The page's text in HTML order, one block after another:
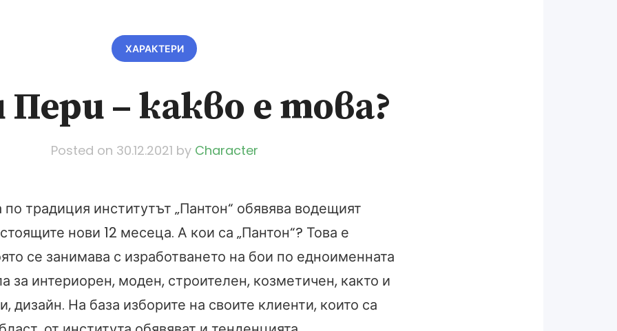
ХАРАКТЕРИ
Пери – какво е това?
Posted on 30.12.2021 by Character
по традиция институтът „Пантон“ обявява водещият
нови 12 месеца. А кои са „Пантон“? Това е
се занимава с изработването на бои по едноименната
за интериорен, моден, строителен, козметичен, както и
дизайн. На база изборите на своите клиенти, които са